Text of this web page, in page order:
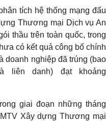
tích hệ thống mạng đấu
Thương mại Dịch vụ An
thầu trên toàn quốc, trong
có kết quả công bố chính
doanh nghiệp đã trúng (bao
danh) đạt khoảng
giai đoạn những tháng
Xây dựng Thương mại